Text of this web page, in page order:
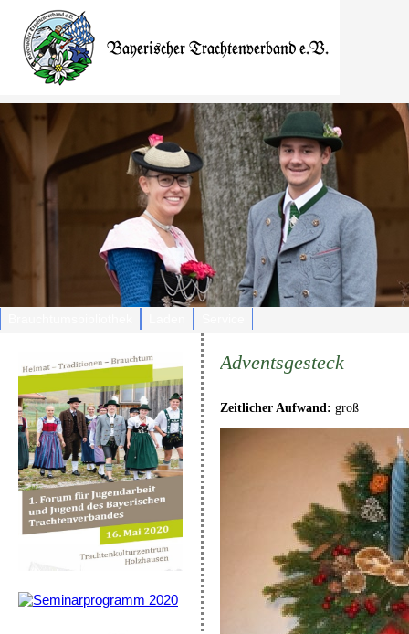
Adventsgesteck
Zeitlicher Aufwand: groß